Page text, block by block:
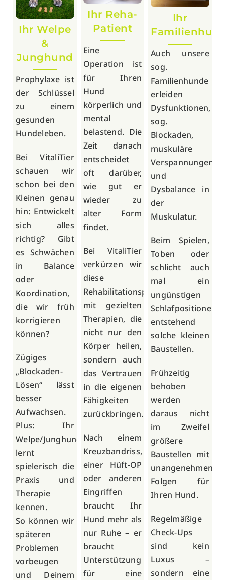
Ihr Welpe
&
Junghund
Prophylaxe ist
der Schlüssel
zu einem
gesunden
Hundeleben.
Bei VitaliTier
schauen wir
schon bei den
Kleinen genau
hin: Entwickelt
sich alles
richtig? Gibt
es Schwächen
in Balance
oder
Koordination,
die wir früh
korrigieren
können?
Zügiges
„Blockaden-
Lösen“ lässt
besser
Aufwachsen.
Plus: Ihr
Welpe/Junghund
lernt
spielerisch die
Praxis und
Therapie
kennen.
So können wir
späteren
Problemen
vorbeugen
und Deinem
Ihr Reha-
Patient
Eine
Operation ist
für Ihren
Hund
körperlich und
mental
belastend. Die
Zeit danach
entscheidet
oft darüber,
wie gut er
wieder zu
alter Form
findet.
Bei VitaliTier
verkürzen wir
diese
Rehabilitationsphase
mit gezielten
Therapien, die
nicht nur den
Körper heilen,
sondern auch
das Vertrauen
in die eigenen
Fähigkeiten
zurückbringen.
Nach einem
Kreuzbandriss,
einer Hüft-OP
oder anderen
Eingriffen
braucht Ihr
Hund mehr als
nur Ruhe – er
braucht
Unterstützung
für eine
Ihr
Auch unsere
sog.
Familienhunde
erleiden
Dysfunktionen,
sog.
Blockaden,
muskuläre
Verspannungen
und
Dysbalance in
der
Muskulatur.
Beim Spielen,
Toben oder
schlicht auch
mal ein
ungünstigen
Schlafpositionen
entstehend
solche kleinen
Baustellen.
Frühzeitig
behoben
werden
daraus nicht
im Zweifel
größere
Baustellen mit
unangenehmen
Folgen für
Ihren Hund.
Regelmäßige
Check-Ups
sind kein
Luxus –
sondern eine